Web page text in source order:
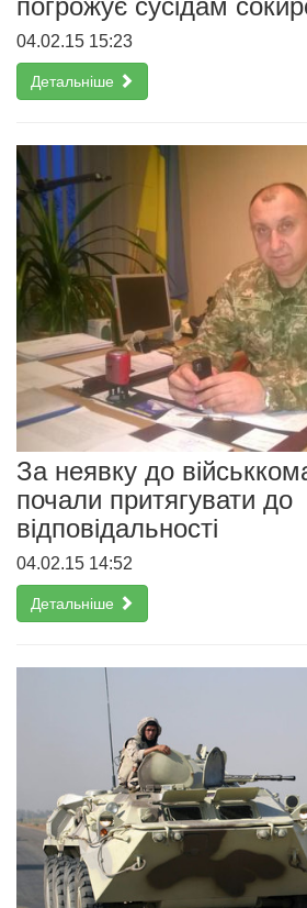
погрожує сусідам
04.02.15 15:23
Детальніше
За неявку до
почали притягувати до
відповідальності
04.02.15 14:52
Детальніше